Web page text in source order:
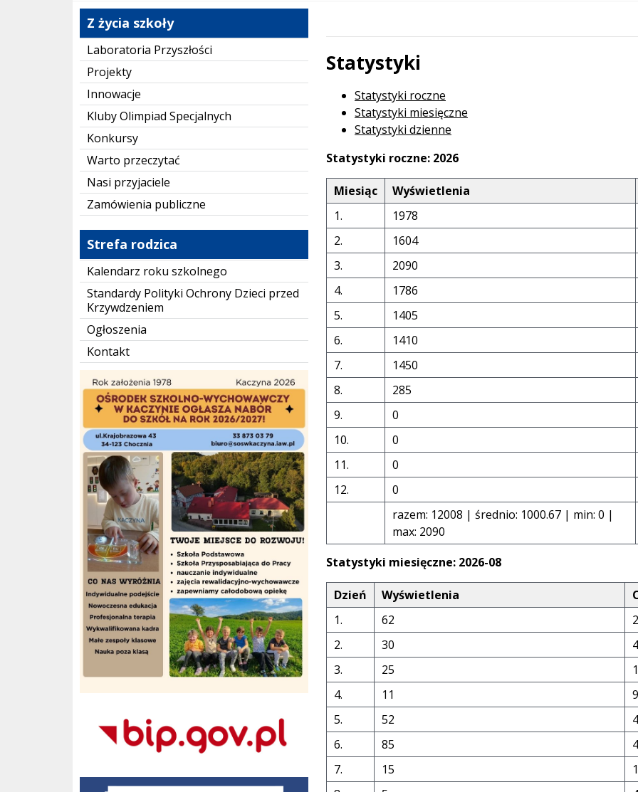
Z życia szkoły
Laboratoria Przyszłości
Projekty
Innowacje
Kluby Olimpiad Specjalnych
Konkursy
Warto przeczytać
Nasi przyjaciele
Zamówienia publiczne
Strefa rodzica
Kalendarz roku szkolnego
Standardy Polityki Ochrony Dzieci przed
Krzywdzeniem
Ogłoszenia
Kontakt
Statystyki
Statystyki roczne
Statystyki miesięczne
Statystyki dzienne
Statystyki roczne: 2026
Miesiąc Wyświetlenia
1.
1978
2.
1604
3.
2090
4.
1786
5.
1405
6.
1410
7.
1450
8.
285
9.
0
10.
0
11.
0
12.
0
razem: 12008 | średnio: 1000.67 | min: 0 |
max: 2090
Statystyki miesięczne: 2026-08
Dzień Wyświetlenia
1.
62
2.
30
4
3.
25
4.
11
9
5.
52
6.
85
7.
15